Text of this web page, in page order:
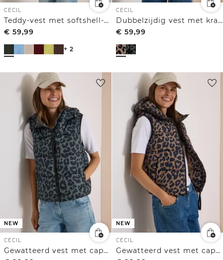
CECIL
Teddy-vest met softshell-details
€ 59,99
+ 2
CECIL
Dubbelzijdig vest met kraag en ritssluiting
€ 59,99
NEW
CECIL
Gewatteerd vest met capuchon en zakken
NEW
CECIL
Gewatteerd vest met capuchon en zakken